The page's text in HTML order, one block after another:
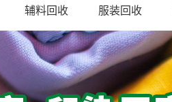
辅料回收 服装回收